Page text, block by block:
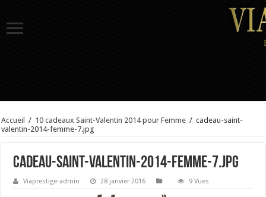
Accueil / 10 cadeaux Saint-Valentin 2014 pour Femme / cadeau-saint-
valentin-2014-femme-7.jpg
cadeau-saint-valentin-2014-femme-7.jpg
Viaprestige-admin 28 janvier 2016 9 Vues